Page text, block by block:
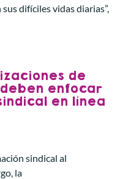
difíciles vidas diarias”,
de
enfocar
en línea
sindical al
la